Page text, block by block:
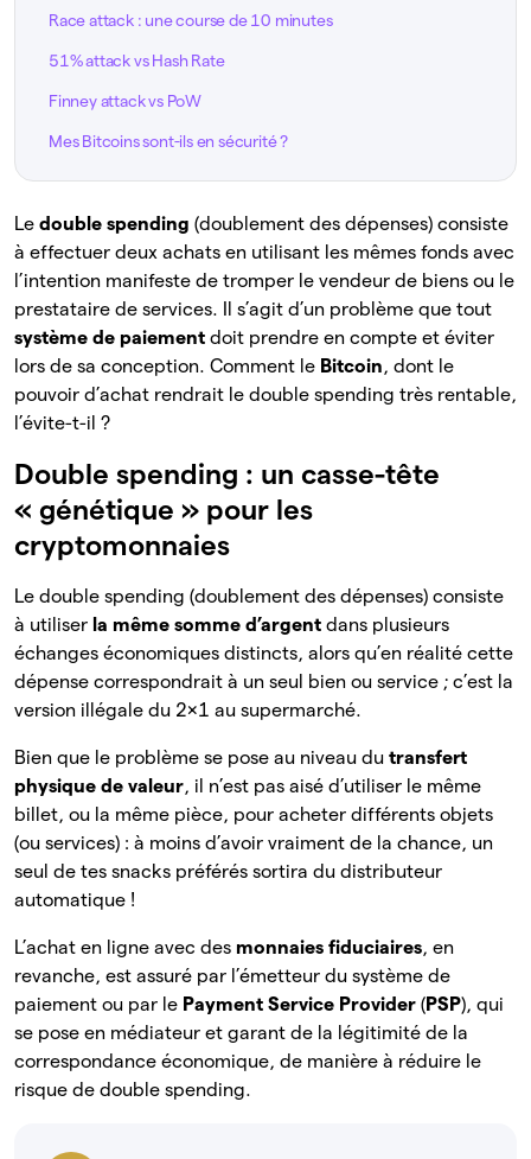
Race attack : une course de 10 minutes
51% attack vs Hash Rate
Finney attack vs PoW
Mes Bitcoins sont-ils en sécurité ?
Le double spending (doublement des dépenses) consiste
à effectuer deux achats en utilisant les mêmes fonds avec
l’intention manifeste de tromper le vendeur de biens ou le
prestataire de services. Il s’agit d’un problème que tout
système de paiement doit prendre en compte et éviter
lors de sa conception. Comment le Bitcoin, dont le
pouvoir d’achat rendrait le double spending très rentable,
l’évite-t-il ?
Double spending : un casse-tête
« génétique » pour les
cryptomonnaies
Le double spending (doublement des dépenses) consiste
à utiliser la même somme d’argent dans plusieurs
échanges économiques distincts, alors qu’en réalité cette
dépense correspondrait à un seul bien ou service ; c’est la
version illégale du 2×1 au supermarché.
Bien que le problème se pose au niveau du transfert
physique de valeur, il n’est pas aisé d’utiliser le même
billet, ou la même pièce, pour acheter différents objets
(ou services) : à moins d’avoir vraiment de la chance, un
seul de tes snacks préférés sortira du distributeur
automatique !
L’achat en ligne avec des monnaies fiduciaires, en
revanche, est assuré par l’émetteur du système de
paiement ou par le Payment Service Provider (PSP), qui
se pose en médiateur et garant de la légitimité de la
correspondance économique, de manière à réduire le
risque de double spending.